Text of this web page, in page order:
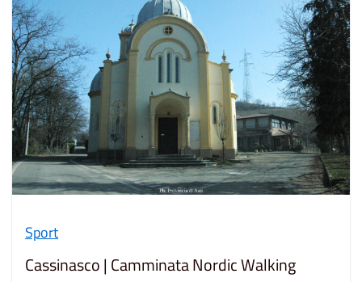
Sport
Cassinasco | Camminata Nordic Walking